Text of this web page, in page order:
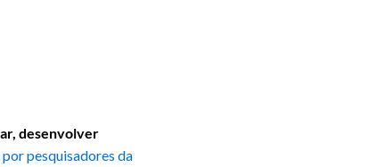
desenvolver
pesquisadores da